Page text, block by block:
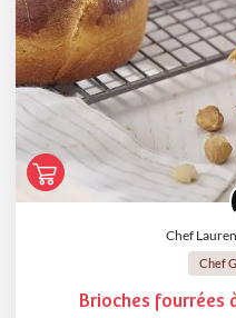
Chef
Chef
Brioches fourrées